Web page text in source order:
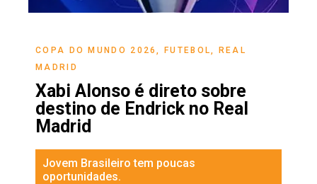
COPA DO MUNDO 2026 ,FUTEBOL
REAL
MADRID
Xabi Alonso é direto sobre
destino de Endrick no Real
Madrid
Jovem Brasileiro tem poucas
oportunidades.